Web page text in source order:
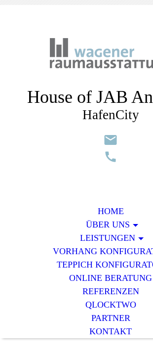
House of JAB
HafenCity
HOME
ÜBER UNS
LEISTUNGEN
VORHANG
TEPPICH
ONLINE BERATUNG
REFERENZEN
QLOCKTWO
PARTNER
KONTAKT